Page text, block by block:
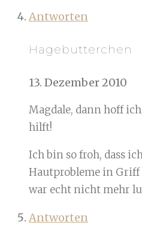
Antworten
Hagebutterchen
13. Dezember 2010
Magdale, dann hoff
hilft!
Ich bin so froh, dass
Hautprobleme in Griff
war echt nicht mehr
Antworten